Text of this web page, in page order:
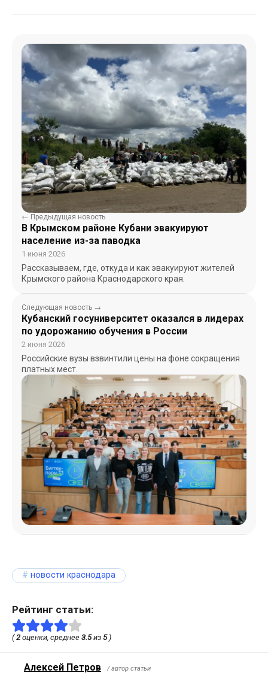
← Предыдущая новость
В Крымском районе Кубани эвакуируют
население из-за паводка
1 июня 2026
Рассказываем, где, откуда и как эвакуируют жителей
Крымского района Краснодарского края.
Следующая новость →
Кубанский госуниверситет оказался в лидерах
по удорожанию обучения в России
2 июня 2026
Российские вузы взвинтили цены на фоне сокращения
платных мест.
новости краснодара
Рейтинг статьи:
(2 оценки, среднее 3.5из 5)
Алексей Петров / автор статьи